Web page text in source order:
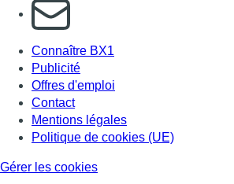
S'abonner à notre newsletter
Connaître BX1
Publicité
Offres d'emploi
Contact
Mentions légales
Politique de cookies (UE)
Gérer les cookies